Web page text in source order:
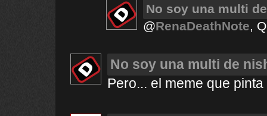
No soy una multi
@RenaDeathNote,
No soy una multi de
Pero... el meme que